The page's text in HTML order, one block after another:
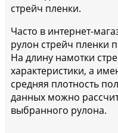
стрейч пленки.
Часто в интернет-
рулон стрейч пленки
На длину намотки
характеристики, а
средняя плотность
данных можно
выбранного рулона.